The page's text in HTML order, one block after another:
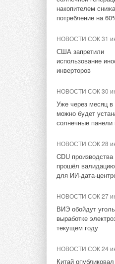
накопителем
потребление на
НОВОСТИ СОК 31
США запретили
использование
инверторов
НОВОСТИ СОК 30
Уже через месяц в
можно будет
солнечные
НОВОСТИ СОК 28
CDU производства
прошёл
для ИИ-дата-
НОВОСТИ СОК 27
ВИЭ обойдут
выработке
текущем году
НОВОСТИ СОК 24
Китай
НОВОСТИ СОК 24
Проект
электроотопления
домов в
признан успешным
НОВОСТИ СОК 4
За три года в РФ
ГВт генерирующих
мощностей
НОВОСТИ СОК 10
выдержало
морозов
НОВОСТИ СОК 13
2023
масштабный
снижению вредных
НОВОСТИ СОК 17
линейку
тепловых насосов
НОВОСТИ СОК 6
небоскрёб,
изменить будущее
строительства
В России вступил
«зеленый»
многоквартирных
Дом с пониженным